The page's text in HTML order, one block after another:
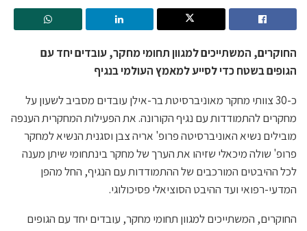
החוקרים, המשתייכים למגוון תחומי מחקר, עובדים יחד עם
הגופים בשטח כדי לסייע למאמץ העולמי בנגיף
כ-30 צוותי מחקר מאוניברסיטת בר-אילן עובדים מסביב לשעון על
מחקרים להתמודדות עם נגיף הקורונה. את הפעילות המחקרית הענפה
מובילים נשיא האוניברסיטה פרופ' אריה צבן וסגנית הנשיא למחקר
פרופ' שולה מיכאלי שזיהו את הערך של מחקר בינתחומי שיתן מענה
לכל ההיבטים המורכבים של ההתמודדות עם הנגיף, החל מהפן
המדעי-רפואי ועד ההיבט הסוציאלי פסיכולוגי.
החוקרים, המשתייכים למגוון תחומי מחקר, עובדים יחד עם הגופים